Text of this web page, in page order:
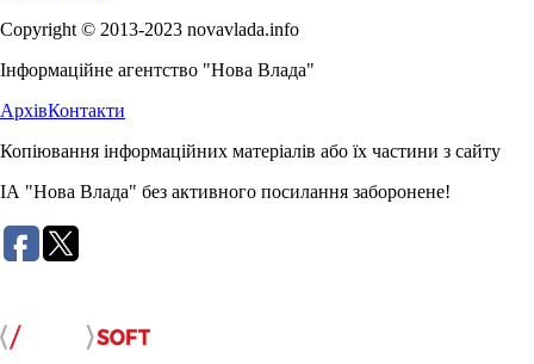
Copyright © 2013-2023 novavlada.info
Інформаційне агентство "Нова Влада"
АрхівКонтакти
Копіювання інформаційних матеріалів або їх частини з сайту
ІА "Нова Влада" без активного посилання заборонене!